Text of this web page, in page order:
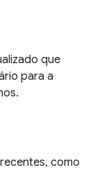
que
para a
como